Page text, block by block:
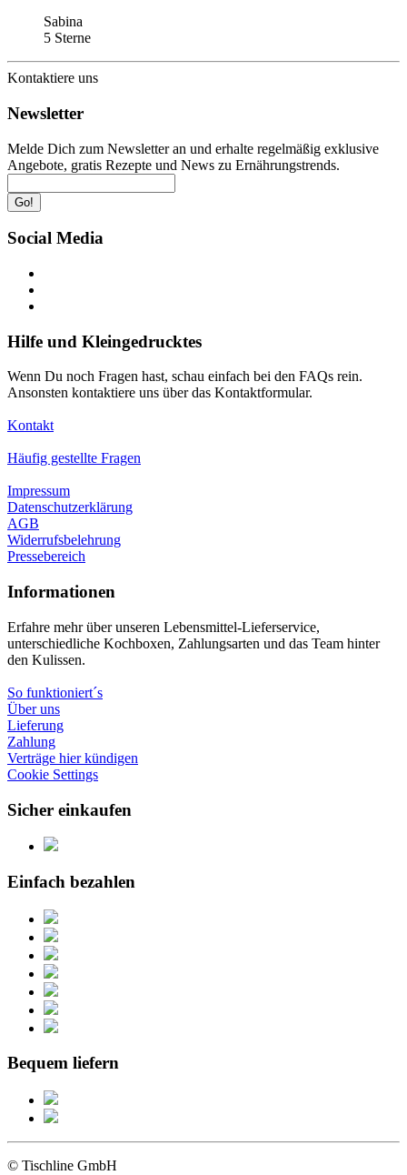
Sabina
5 Sterne
Kontaktiere uns
Newsletter
Melde Dich zum Newsletter an und erhalte regelmäßig exklusive
Angebote, gratis Rezepte und News zu Ernährungstrends.
Go!
Social Media
Hilfe und Kleingedrucktes
Wenn Du noch Fragen hast, schau einfach bei den FAQs rein.
Ansonsten kontaktiere uns über das Kontaktformular.
Kontakt
Häufig gestellte Fragen
Impressum
Datenschutzerklärung
AGB
Widerrufsbelehrung
Pressebereich
Informationen
Erfahre mehr über unseren Lebensmittel-Lieferservice,
unterschiedliche Kochboxen, Zahlungsarten und das Team hinter
den Kulissen.
So funktioniert´s
Über uns
Lieferung
Zahlung
Verträge hier kündigen
Cookie Settings
Sicher einkaufen
Einfach bezahlen
Bequem liefern
© Tischline GmbH